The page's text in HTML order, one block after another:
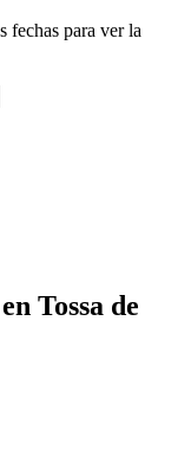
fechas para ver la
Tossa de